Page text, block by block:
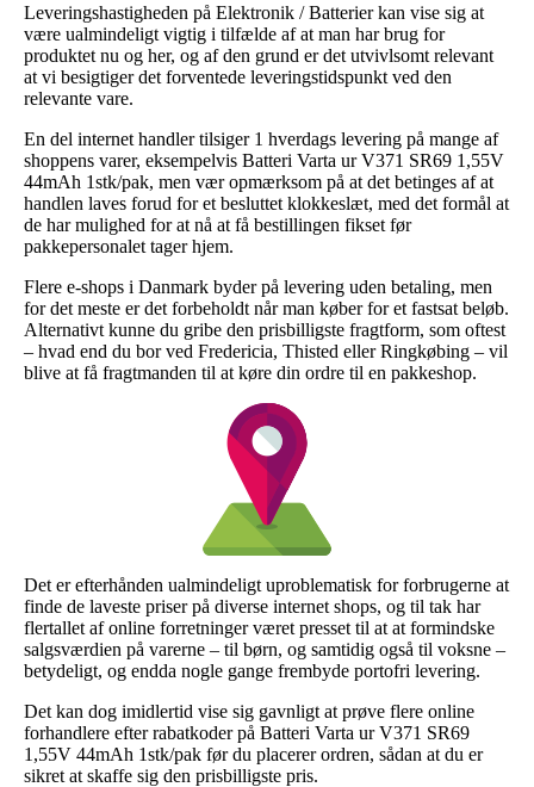
Leveringshastigheden på Elektronik / Batterier kan vise sig at
være ualmindeligt vigtig i tilfælde af at man har brug for
produktet nu og her, og af den grund er det utvivlsomt relevant
at vi besigtiger det forventede leveringstidspunkt ved den
relevante vare.
En del internet handler tilsiger 1 hverdags levering på mange af
shoppens varer, eksempelvis Batteri Varta ur V371 SR69 1,55V
44mAh 1stk/pak, men vær opmærksom på at det betinges af at
handlen laves forud for et besluttet klokkeslæt, med det formål at
de har mulighed for at nå at få bestillingen fikset før
pakkepersonalet tager hjem.
Flere e-shops i Danmark byder på levering uden betaling, men
for det meste er det forbeholdt når man køber for et fastsat beløb.
Alternativt kunne du gribe den prisbilligste fragtform, som oftest
– hvad end du bor ved Fredericia, Thisted eller Ringkøbing – vil
blive at få fragtmanden til at køre din ordre til en pakkeshop.
Det er efterhånden ualmindeligt uproblematisk for forbrugerne at
finde de laveste priser på diverse internet shops, og til tak har
flertallet af online forretninger været presset til at at formindske
salgsværdien på varerne – til børn, og samtidig også til voksne –
betydeligt, og endda nogle gange frembyde portofri levering.
Det kan dog imidlertid vise sig gavnligt at prøve flere online
forhandlere efter rabatkoder på Batteri Varta ur V371 SR69
1,55V 44mAh 1stk/pak før du placerer ordren, sådan at du er
sikret at skaffe sig den prisbilligste pris.